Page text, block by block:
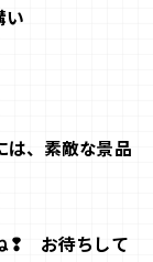
い
は、素敵な景品
❢ お待ちして